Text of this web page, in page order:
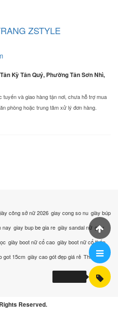
ZSTYLE
Kỳ Tân Quý, Phường Tân Sơn Nhì,
tuyến và giao hàng tận nơi, chưa hỗ trợ mua
phòng hoặc trung tâm xử lý đơn hàng.
công sở nữ 2026 giay cong so nu giày búp
nay giay bup be gia re giày sandal nữ giày
giày boot nữ cổ cao giày boot nữ cổ thấp
got 15cm giày cao gót đẹp giá rẻ Thời trang
Reserved.